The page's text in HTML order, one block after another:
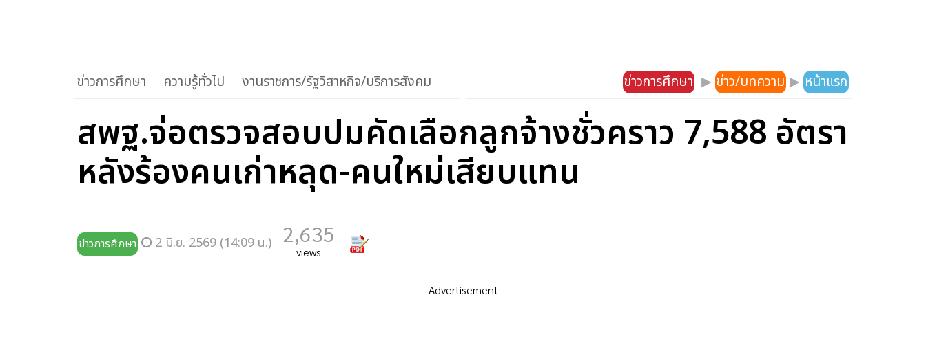
ข่าวการศึกษา ความรู้ทั่วไป งานราชการ/รัฐวิสาหกิจ/บริการสังคม ข่าวการศึกษา ▶ ข่าว/บทความ ▶ หน้าแรก
สพฐ.จ่อตรวจสอบปมคัดเลือกลูกจ้างชั่วคราว 7,588 อัตรา
หลังร้องคนเก่าหลุด-คนใหม่เสียบแทน
ข่าวการศึกษา 2 มิ.ย. 2569 (14:09 น.) 2,635
views
Advertisement